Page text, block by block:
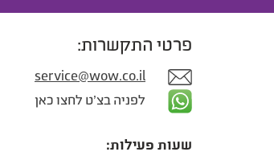
פרטי התקשרות:
service@wow.co.il
לפניה בצ'ט לחצו כאן
שעות פעילות: